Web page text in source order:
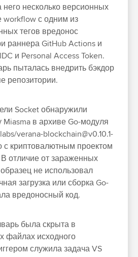
несколько версионных
workflow с одним из
тегов вредонос
раннера GitHub Actions и
и Personal Access Token.
пыталась внедрить бэкдор
репозитории.
Socket обнаружили
Miasma в архиве Go-модуля
verana-blockchain@v0.10.1-
с криптовалютным проектом
отличие от зараженных
не использовал
загрузка или сборка Go-
вредоносный код.
была скрыта в
файлах исходного
служила задача VS